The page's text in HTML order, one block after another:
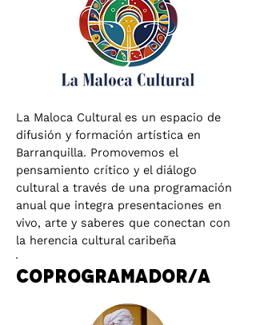
La Maloca Cultural es un espacio de
difusión y formación artística en
Barranquilla. Promovemos el
pensamiento crítico y el diálogo
cultural a través de una programación
anual que integra presentaciones en
vivo, arte y saberes que conectan con
la herencia cultural caribeña
Coprogramador/a